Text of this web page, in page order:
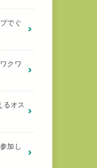
でぐ
クワ
るオス
加し